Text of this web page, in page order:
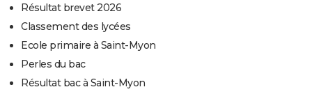
Résultat brevet 2026
Classement des lycées
Ecole primaire à Saint-Myon
Perles du bac
Résultat bac à Saint-Myon